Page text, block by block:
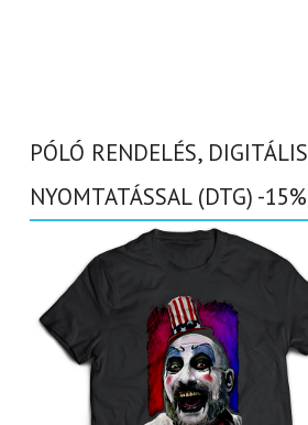
PÓLÓ RENDELÉS, DIGITÁLIS
NYOMTATÁSSAL (DTG) -15%